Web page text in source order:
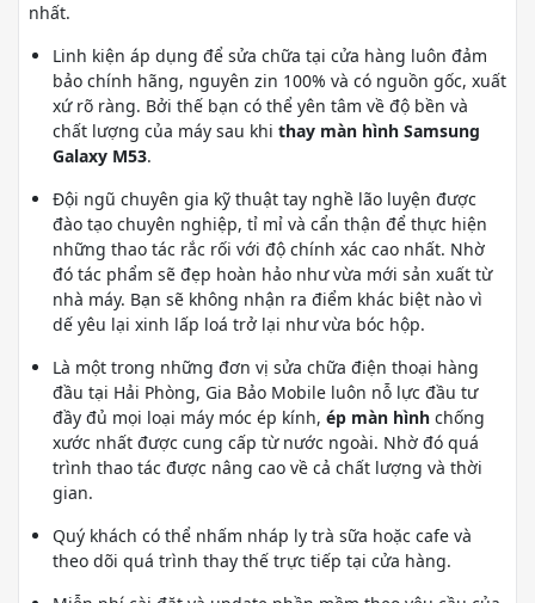
nhất.
Linh kiện áp dụng để sửa chữa tại cửa hàng luôn đảm
bảo chính hãng, nguyên zin 100% và có nguồn gốc, xuất
xứ rõ ràng. Bởi thế bạn có thể yên tâm về độ bền và
chất lượng của máy sau khi thay màn hình Samsung
Galaxy M53.
Đội ngũ chuyên gia kỹ thuật tay nghề lão luyện được
đào tạo chuyên nghiệp, tỉ mỉ và cẩn thận để thực hiện
những thao tác rắc rối với độ chính xác cao nhất. Nhờ
đó tác phẩm sẽ đẹp hoàn hảo như vừa mới sản xuất từ
nhà máy. Bạn sẽ không nhận ra điểm khác biệt nào vì
dế yêu lại xinh lấp loá trở lại như vừa bóc hộp.
Là một trong những đơn vị sửa chữa điện thoại hàng
đầu tại Hải Phòng, Gia Bảo Mobile luôn nỗ lực đầu tư
đầy đủ mọi loại máy móc ép kính, ép màn hình chống
xước nhất được cung cấp từ nước ngoài. Nhờ đó quá
trình thao tác được nâng cao về cả chất lượng và thời
gian.
Quý khách có thể nhấm nháp ly trà sữa hoặc cafe và
theo dõi quá trình thay thế trực tiếp tại cửa hàng.